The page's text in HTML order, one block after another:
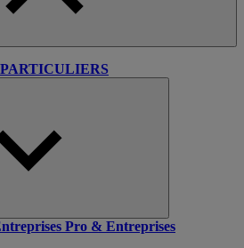
PARTICULIERS
Pro & Entreprises